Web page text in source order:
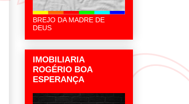
BREJO DA MADRE DE
DEUS
IMOBILIARIA
ROGÉRIO BOA
ESPERANÇA